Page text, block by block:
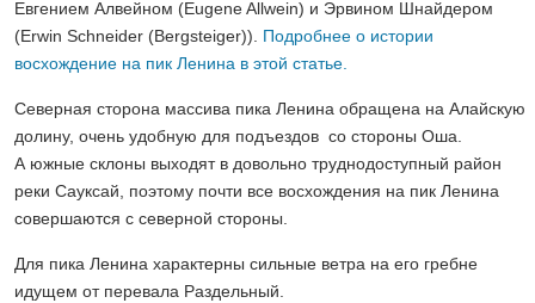
Евгением Алвейном (Eugene Allwein) и Эрвином Шнайдером
(Erwin Schneider (Bergsteiger)). Подробнее о истории
восхождение на пик Ленина в этой статье.
Северная сторона массива пика Ленина обращена на Алайскую
долину, очень удобную для подъездов со стороны Оша.
А южные склоны выходят в довольно труднодоступный район
реки Сауксай, поэтому почти все восхождения на пик Ленина
совершаются с северной стороны.
Для пика Ленина характерны сильные ветра на его гребне
идущем от перевала Раздельный.